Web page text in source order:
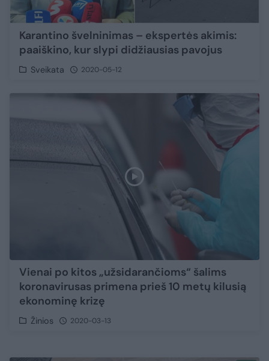
Karantino švelninimas – ekspertės akimis:
paaiškino, kur slypi didžiausias pavojus
Sveikata 2020-05-12
Vienai po kitos „užsidarančioms“ šalims
koronavirusas primena prieš 10 metų kilusią
ekonominę krizę
Žinios 2020-03-13